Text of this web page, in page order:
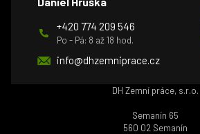
+420 774 209 546
Po - Pá: 8 až 18 hod.
info@dhzemniprace.cz
DH Zemní práce, s.r.o.
Semanín 65
560 02 Semanín